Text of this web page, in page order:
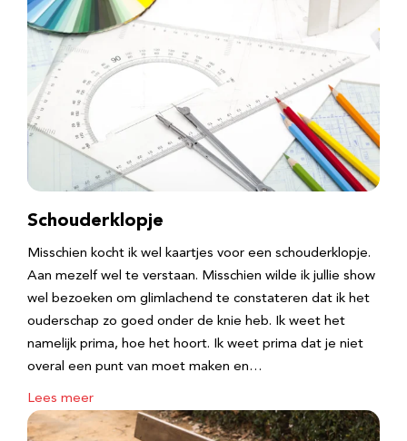
Schouderklopje
Misschien kocht ik wel kaartjes voor een schouderklopje.
Aan mezelf wel te verstaan. Misschien wilde ik jullie show
wel bezoeken om glimlachend te constateren dat ik het
ouderschap zo goed onder de knie heb. Ik weet het
namelijk prima, hoe het hoort. Ik weet prima dat je niet
overal een punt van moet maken en…
Lees meer